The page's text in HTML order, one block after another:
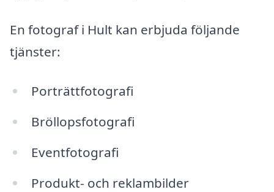
En fotograf i Hult kan erbjuda följande
tjänster:
Porträttfotografi
Bröllopsfotografi
Eventfotografi
Produkt- och reklambilder